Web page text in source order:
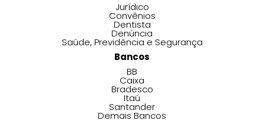
Jurídico
Convênios
Dentista
Denúncia
Saúde, Previdência e Segurança
Bancos
BB
Caixa
Bradesco
Itaú
Santander
Demais Bancos